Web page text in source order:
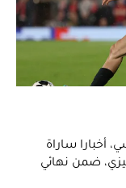
أخبارا ساراة
ضمن نهائي